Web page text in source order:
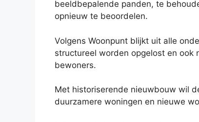
beeldbepalende panden, te
opnieuw te beoordelen.
Volgens Woonpunt blijkt uit alle
structureel worden opgelost en ook
bewoners.
Met historiserende nieuwbouw wil
duurzamere woningen en nieuwe